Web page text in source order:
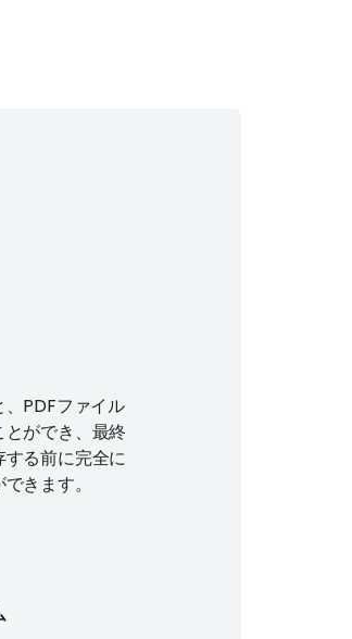
PDFファイル
ができ、最終
る前に完全に
きます。